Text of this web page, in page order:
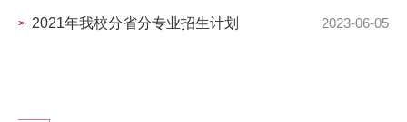
> 2021年我校分省分专业招生计划 2023-06-05